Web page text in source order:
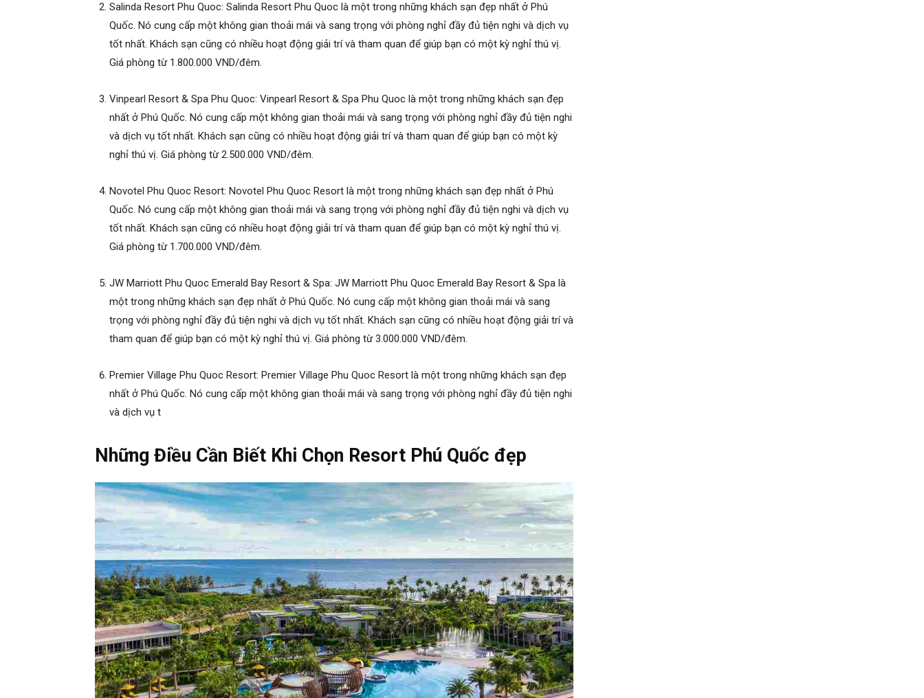
Salinda Resort Phu Quoc: Salinda Resort Phu Quoc là một trong những khách sạn đẹp nhất ở Phú
Quốc. Nó cung cấp một không gian thoải mái và sang trọng với phòng nghỉ đầy đủ tiện nghi và dịch vụ
tốt nhất. Khách sạn cũng có nhiều hoạt động giải trí và tham quan để giúp bạn có một kỳ nghỉ thú vị.
Giá phòng từ 1.800.000 VND/đêm.
Vinpearl Resort & Spa Phu Quoc: Vinpearl Resort & Spa Phu Quoc là một trong những khách sạn đẹp
nhất ở Phú Quốc. Nó cung cấp một không gian thoải mái và sang trọng với phòng nghỉ đầy đủ tiện nghi
và dịch vụ tốt nhất. Khách sạn cũng có nhiều hoạt động giải trí và tham quan để giúp bạn có một kỳ
nghỉ thú vị. Giá phòng từ 2.500.000 VND/đêm.
Novotel Phu Quoc Resort: Novotel Phu Quoc Resort là một trong những khách sạn đẹp nhất ở Phú
Quốc. Nó cung cấp một không gian thoải mái và sang trọng với phòng nghỉ đầy đủ tiện nghi và dịch vụ
tốt nhất. Khách sạn cũng có nhiều hoạt động giải trí và tham quan để giúp bạn có một kỳ nghỉ thú vị.
Giá phòng từ 1.700.000 VND/đêm.
JW Marriott Phu Quoc Emerald Bay Resort & Spa: JW Marriott Phu Quoc Emerald Bay Resort & Spa là
một trong những khách sạn đẹp nhất ở Phú Quốc. Nó cung cấp một không gian thoải mái và sang
trọng với phòng nghỉ đầy đủ tiện nghi và dịch vụ tốt nhất. Khách sạn cũng có nhiều hoạt động giải trí và
tham quan để giúp bạn có một kỳ nghỉ thú vị. Giá phòng từ 3.000.000 VND/đêm.
Premier Village Phu Quoc Resort: Premier Village Phu Quoc Resort là một trong những khách sạn đẹp
nhất ở Phú Quốc. Nó cung cấp một không gian thoải mái và sang trọng với phòng nghỉ đầy đủ tiện nghi
và dịch vụ t
Những Điều Cần Biết Khi Chọn Resort Phú Quốc đẹp